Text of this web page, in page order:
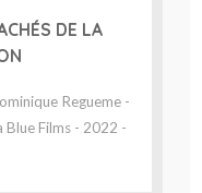
DE LA
Regueme -
Blue Films - 2022 -